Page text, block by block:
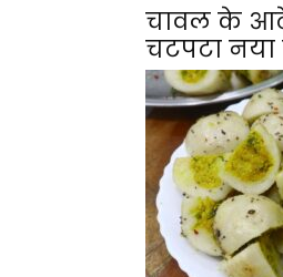
चावल के
चटपटा नया